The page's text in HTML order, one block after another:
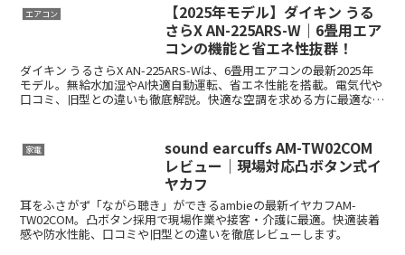
エアコン
【2025年モデル】ダイキン うる
さらX AN-225ARS-W｜6畳用エア
コンの機能と省エネ性抜群！
ダイキン うるさらX AN-225ARS-Wは、6畳用エアコンの最新2025年
モデル。無給水加湿やAI快適自動運転、省エネ性能を搭載。電気代や
口コミ、旧型との違いも徹底解説。快適な空調を求める方に最適な選
家電
sound earcuffs AM-TW02COM
レビュー｜現場対応凸ボタン式イ
ヤカフ
耳をふさがず「ながら聴き」ができるambieの最新イヤカフAM-
TW02COM。凸ボタン採用で現場作業や接客・介護に最適。快適装着
感や防水性能、口コミや旧型との違いを徹底レビューします。